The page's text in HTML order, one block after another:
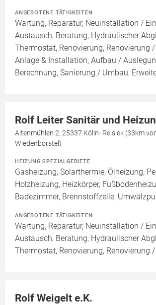
ANGEBOTENE TÄTIGKEITEN
Wartung, Reparatur, Neuinstallation /
Austausch, Beratung, Hydraulischer
Thermostat, Renovierung, Renovierung
Anlage & Installation, Aufbau /
Berechnung, Sanierung / Umbau,
Rolf Leiter Sanitär und
Altenmühlen 2, 25337 Kölln- Reisiek (33km
Wiedenborstel)
HEIZUNG SPEZIALGEBIETE
Gasheizung, Solarthermie, Ölheizung,
Holzheizung, Heizkörper,
Badezimmer, Brennstoffzelle,
ANGEBOTENE TÄTIGKEITEN
Wartung, Reparatur, Neuinstallation /
Austausch, Beratung, Hydraulischer
Thermostat, Renovierung, Renovierung
Rolf Weigelt e.K.